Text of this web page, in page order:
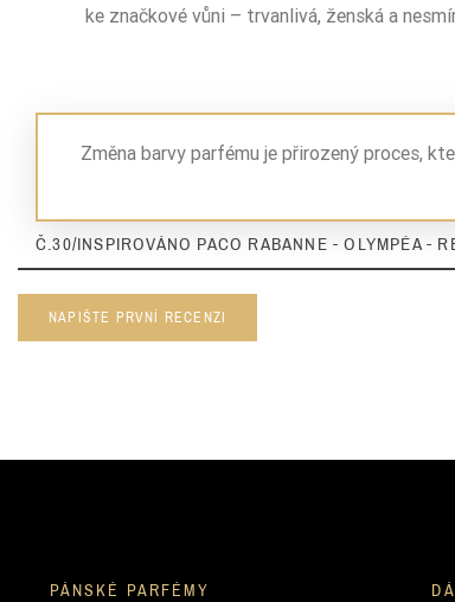
ke značkové vůni – trvanlivá, ženská a
Nuty Serca
Nuty Bazy
Dla Kogo
Změna barvy parfému je přirozený proces,
Č.30/INSPIROVÁNO PACO RABANNE - OLYMPÉA -
NAPIŠTE PRVNÍ RECENZI
PÁNSKÉ PARFÉMY